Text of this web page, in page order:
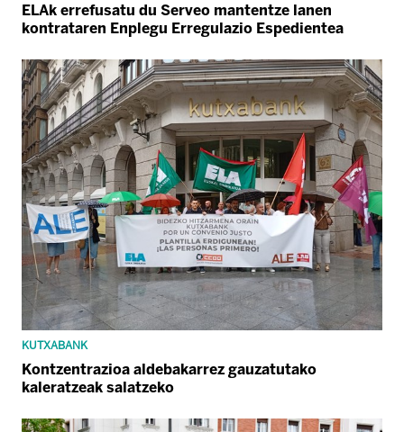
ELAk errefusatu du Serveo mantentze lanen
kontrataren Enplegu Erregulazio Espedientea
KUTXABANK
Kontzentrazioa aldebakarrez gauzatutako
kaleratzeak salatzeko